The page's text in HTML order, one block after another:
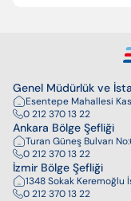
Genel Müdürlük ve
Esentepe Mahallesi
0 212 370 13 22
Ankara Bölge Şefliği
Turan Güneş Bulvarı
0 212 370 13 22
İzmir Bölge Şefliği
1348 Sokak Keremoğlu
0 212 370 13 22